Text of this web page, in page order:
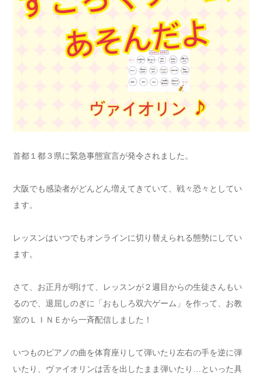
首都１都３県に緊急事態宣言が発令されました。
大阪でも感染者がどんどん増えてきていて、戦々恐々としてい
ます。
レッスンはいつでもオンラインに切り替えられる態勢にしてい
ます。
さて、お正月が明けて、レッスンが２週目からの生徒さんもい
るので、退屈しのぎに「おもしろ双六ゲーム」を作って、お教
室のＬＩＮＥから一斉配信しました！
いつものピアノの曲を体育座りして弾いたり左右の手を逆に弾
いたり、ヴァイオリンは舌を出したまま弾いたり…といった具